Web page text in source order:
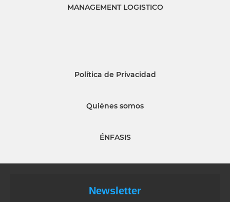
MANAGEMENT LOGISTICO
Política de Privacidad
Quiénes somos
ÉNFASIS
Newsletter